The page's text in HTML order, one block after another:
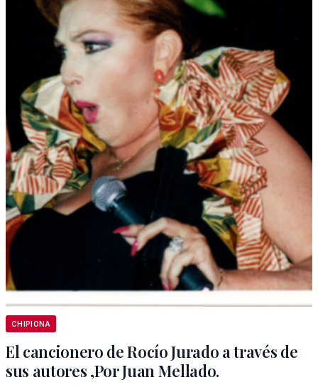
CHIPIONA
El cancionero de Rocío Jurado a través de
sus autores ,Por Juan Mellado.